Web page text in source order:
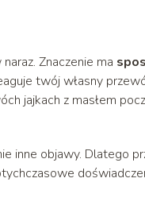
Znaczenie ma
twój własny
jajkach z masłem
inne objawy. Dlatego